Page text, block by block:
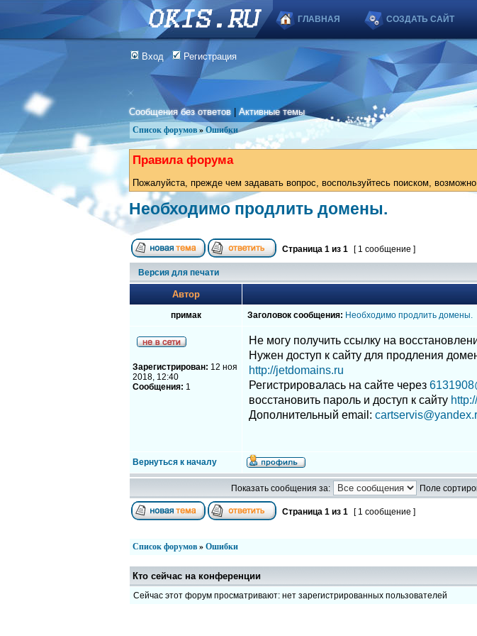
ГЛАВНАЯ СОЗДАТЬ САЙТ
Вход Регистрация
Сообщения без ответов |Активные темы
Список форумов » Ошибки
Правила форума
Пожалуйста, прежде чем задавать вопрос, воспользуйтесь поиском,
Необходимо продлить домены.
Страница 1 из 1 [ 1 сообщение ]
Версия для печати
Автор
примак Заголовок сообщения: Необходимо продлить домены.
Зарегистрирован: 12 ноя
2018, 12:40
Сообщения: 1
Не могу получить ссылку на
Нужен доступ к сайту для продления
http://jetdomains.ru
Регистрировалась на сайте через
восстановить пароль и доступ к сайту
Дополнительный email:
Вернуться к началу
Показать сообщения за: Поле
Страница 1 из 1 [ 1 сообщение ]
Список форумов » Ошибки
Кто сейчас на конференции
Сейчас этот форум просматривают: нет зарегистрированных пользователей